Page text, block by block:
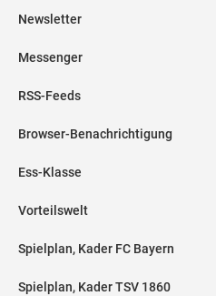
Newsletter
Messenger
RSS-Feeds
Browser-Benachrichtigung
Ess-Klasse
Vorteilswelt
Spielplan, Kader FC Bayern
Spielplan, Kader TSV 1860